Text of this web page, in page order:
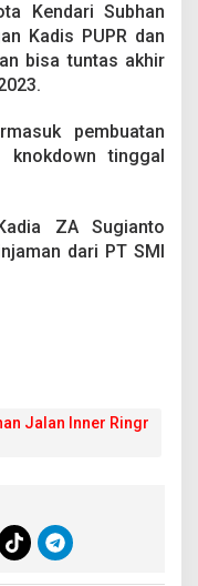
Kendari Subhan
Kadis PUPR dan
bisa tuntas akhir
pembuatan
knokdown tinggal
ZA Sugianto
dari PT SMI
Jalan Inner Ringr